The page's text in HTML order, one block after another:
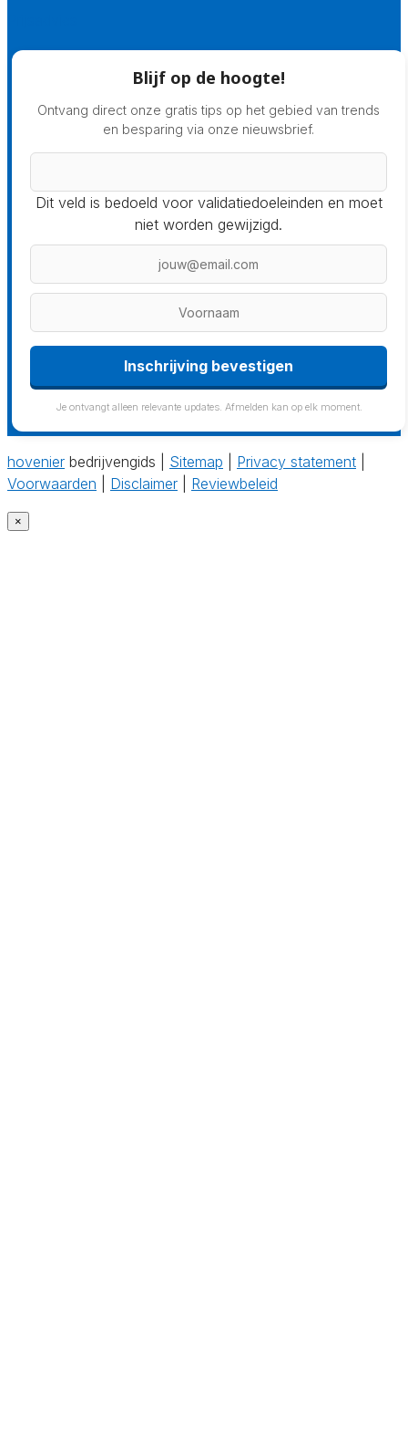
Blijf op de hoogte!
Ontvang direct onze gratis tips op het gebied van trends
en besparing via onze nieuwsbrief.
Dit veld is bedoeld voor validatiedoeleinden en moet
niet worden gewijzigd.
Inschrijving bevestigen
Je ontvangt alleen relevante updates. Afmelden kan op elk moment.
hovenier bedrijvengids | Sitemap Privacy statement
Voorwaarden
Disclaimer Reviewbeleid
×